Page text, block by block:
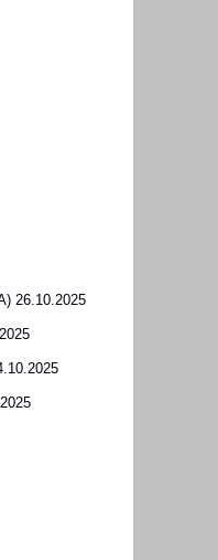
26.10.2025